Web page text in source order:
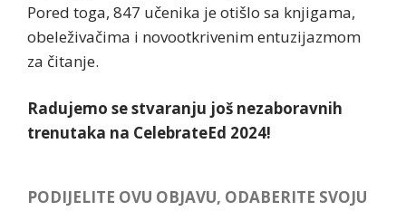
Pored toga, 847 učenika je otišlo sa knjigama,
obeleživačima i novootkrivenim entuzijazmom
za čitanje.
Radujemo se stvaranju još nezaboravnih
trenutaka na CelebrateEd 2024!
PODIJELITE OVU OBJAVU, ODABERITE SVOJU